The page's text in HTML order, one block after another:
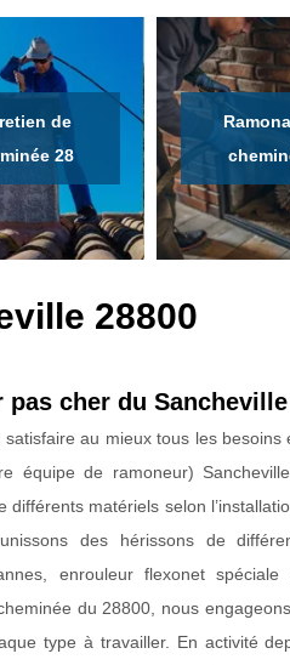
de
28
28800
pas cher du Sancheville
satisfaire au mieux tous les besoins
équipe de ramoneur)
différents matériels selon
des hérissons de
enrouleur flexonet spéciale
du 28800, nous
type à travailler. En activité